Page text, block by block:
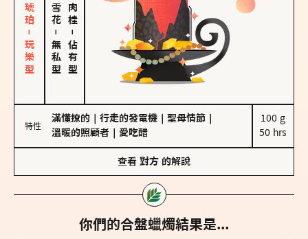
－
無私型
－
佔有型
特性
滿懂撩的 行走的發電機 聖母情節
溫暖的照顧者
愛吃醋
100 g
50 hrs
查看 對方 的解說
你們的合盤蠟燭結果是...